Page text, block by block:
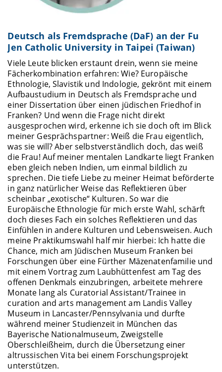
Deutsch als Fremdsprache (DaF) an der Fu
Jen Catholic University in Taipei (Taiwan)
Viele Leute blicken erstaunt drein, wenn sie meine
Fächerkombination erfahren: Wie? Europäische
Ethnologie, Slavistik und Indologie, gekrönt mit einem
Aufbaustudium in Deutsch als Fremdsprache und
einer Dissertation über einen jüdischen Friedhof in
Franken? Und wenn die Frage nicht direkt
ausgesprochen wird, erkenne ich sie doch oft im Blick
meiner Gesprächspartner: Weiß die Frau eigentlich,
was sie will? Aber selbstverständlich doch, das weiß
die Frau! Auf meiner mentalen Landkarte liegt Franken
eben gleich neben Indien, um einmal bildlich zu
sprechen. Die tiefe Liebe zu meiner Heimat beförderte
in ganz natürlicher Weise das Reflektieren über
scheinbar „exotische“ Kulturen. So war die
Europäische Ethnologie für mich erste Wahl, schärft
doch dieses Fach ein solches Reflektieren und das
Einfühlen in andere Kulturen und Lebensweisen. Auch
meine Praktikumswahl half mir hierbei: Ich hatte die
Chance, mich am Jüdischen Museum Franken bei
Forschungen über eine Fürther Mäzenatenfamilie und
mit einem Vortrag zum Laubhüttenfest am Tag des
offenen Denkmals einzubringen, arbeitete mehrere
Monate lang als Curatorial Assistant/Trainee in
curation and arts management am Landis Valley
Museum in Lancaster/Pennsylvania und durfte
während meiner Studienzeit in München das
Bayerische Nationalmuseum, Zweigstelle
Oberschleißheim, durch die Übersetzung einer
altrussischen Vita bei einem Forschungsprojekt
unterstützen.